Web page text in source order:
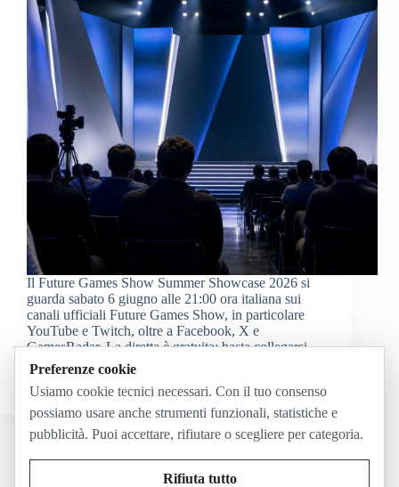
Il Future Games Show Summer Showcase 2026 si
guarda sabato 6 giugno alle 21:00 ora italiana sui
canali ufficiali Future Games Show, in particolare
YouTube e Twitch, oltre a Facebook, X e
GamesRadar. La diretta è gratuita: basta collegarsi
allo…
Claudio
Giugno 3, 2026
Preferenze cookie
Usiamo cookie tecnici necessari. Con il tuo consenso
possiamo usare anche strumenti funzionali, statistiche e
pubblicità. Puoi accettare, rifiutare o scegliere per categoria.
Rifiuta tutto